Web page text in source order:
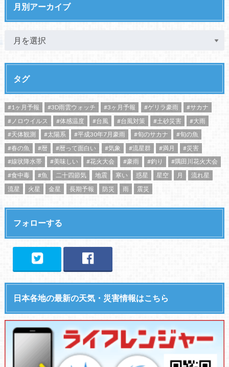
月別アーカイブ
タグ
#1ヶ月予報 #3D雨雲ウォッチ #3ヶ月予報 #ゲリラ豪雨
#サカナ
#ノロウイルス
#体感温度 #台風 #台風対策 #土砂災害
#大雨
#天体観測
#太陽系 #平成30年7月豪雨 #旬のサカナ
#旬の魚
#春の魚
#暦 #暦って面白い #気象 #流星群 #満月
#災害
#線状降水帯
#美味しい #花火大会 #豪雨 #釣り
#隅田川花火大会
#食中毒
#魚 二十四節気 地震 寒い 惑星 星空 月
流れ星
流星
火星 金星 長期予報 防災 雨 震災
フォローする
日本各地の最新の天気・災害情報はこちら